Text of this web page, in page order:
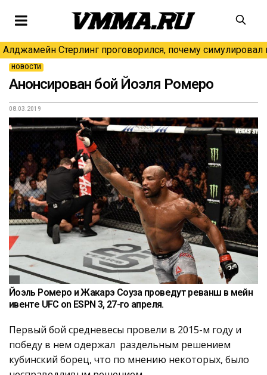
Алджамейн Стерлинг проговорился, почему симулировал
НОВОСТИ
Анонсирован бой Йоэля Ромеро
08.03.2019
Йоэль Ромеро и Жакарэ Соуза проведут реванш в мейн
ивенте UFC on ESPN 3, 27-го апреля.
Первый бой средневесы провели в 2015-м году и
победу в нем одержал раздельным решением
кубинский борец, что по мнению некоторых, было